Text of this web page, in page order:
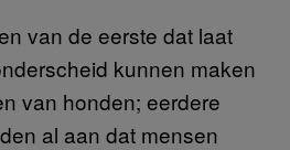
van de eerste dat laat
kunnen maken
van honden; eerdere
al aan dat mensen